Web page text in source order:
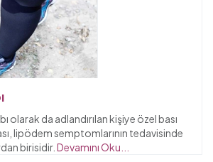
olarak da adlandırılan kişiye özel bası
lipödem semptomlarının tedavisinde
birisidir. Devamını Oku...